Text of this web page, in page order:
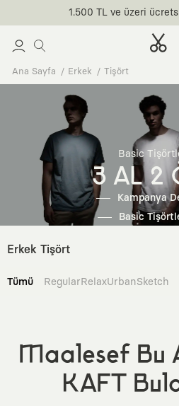
1.500 TL ve üzeri
Ana Sayfa Erkek Tişört
Basic
3 AL 2
Kampanya
Basic
Erkek Tişört
Tümü RegularRelaxUrbanSketch
Maalesef Bu
KAFT